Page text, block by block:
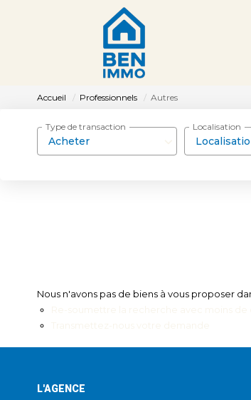
Accueil Professionnels Autres
Acheter
Type de transaction Localisation
Nous n'avons pas de biens à vous proposer
L'AGENCE